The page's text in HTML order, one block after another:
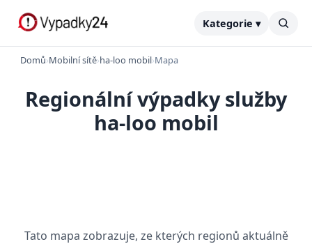
Kategorie ▾
Domů›Mobilní sítě›ha-loo mobil›Mapa
Regionální výpadky služby
ha-loo mobil
Tato mapa zobrazuje, ze kterých regionů aktuálně